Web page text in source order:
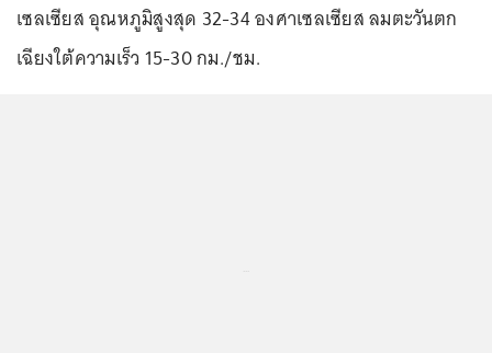
เซลเซียส อุณหภูมิสูงสุด 32-34 องศาเซลเซียส ลมตะวันตก
เฉียงใต้ความเร็ว 15-30 กม./ชม.